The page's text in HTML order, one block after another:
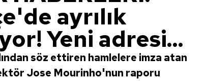
ayrılık
Yeni adresi...
söz ettiren hamlelere imza atan
Jose Mourinho'nun raporu